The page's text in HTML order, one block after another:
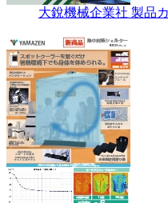
大銳機械企業社 製品